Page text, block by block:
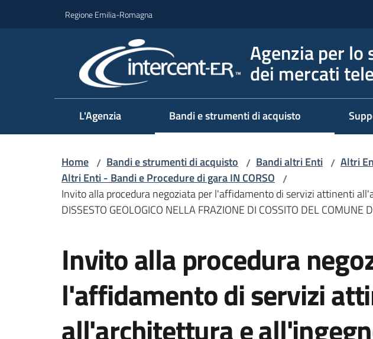
Regione Emilia-Romagna
Agenzia per lo
dei mercati
L'Agenzia Bandi e strumenti di acquisto
Home / Bandi e strumenti di acquisto / Bandi altri Enti / Altri
Altri Enti - Bandi e Procedure di gara IN CORSO /
Invito alla procedura negoziata per l'affidamento di servizi attinenti
DISSESTO GEOLOGICO NELLA FRAZIONE DI COSSITO DEL COMUNE
Invito alla procedura
l'affidamento di servizi